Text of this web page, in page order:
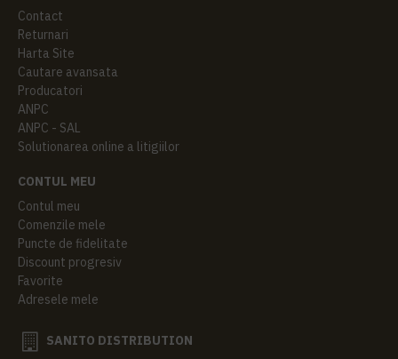
Contact
Returnari
Harta Site
Cautare avansata
Producatori
ANPC
ANPC - SAL
Solutionarea online a litigiilor
CONTUL MEU
Contul meu
Comenzile mele
Puncte de fidelitate
Discount progresiv
Favorite
Adresele mele
SANITO DISTRIBUTION